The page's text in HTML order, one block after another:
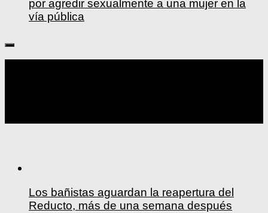
por agredir sexualmente a una mujer en la
vía pública
Los bañistas aguardan la reapertura del
Reducto, más de una semana después